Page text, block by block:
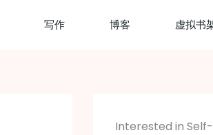
写作 博客 虚拟书
Interested in